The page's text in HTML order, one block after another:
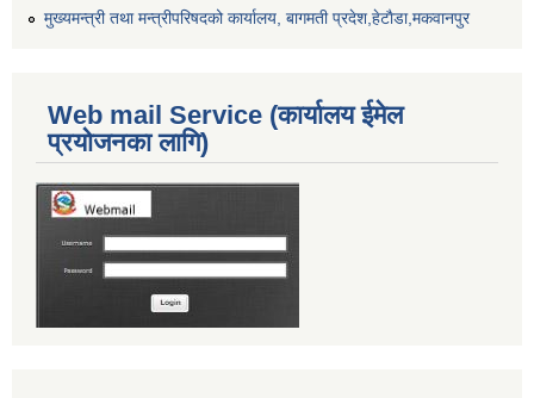
मुख्यमन्त्री तथा मन्त्रीपरिषदको कार्यालय, बागमती प्रदेश,हेटाैडा,मकवानपुर
Web mail Service (कार्यालय ईमेल
प्रयोजनका लागि)